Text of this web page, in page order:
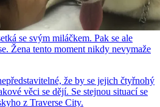
se svým miláčkem. Pak se ale
Žena tento moment nikdy nevymaže
že by se jejich čtyřnohý
věci se dějí. Se stejnou situací se
z Traverse City.